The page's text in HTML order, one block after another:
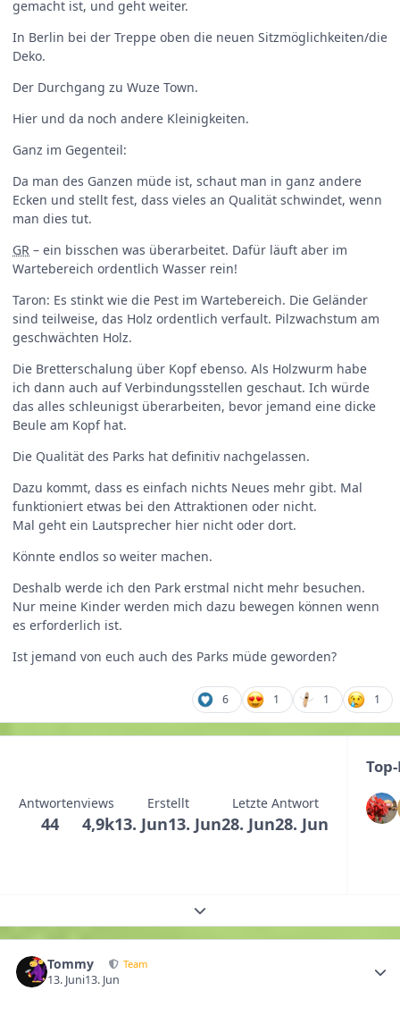
gemacht ist, und geht weiter.
In Berlin bei der Treppe oben die neuen Sitzmöglichkeiten/die
Deko.
Der Durchgang zu Wuze Town.
Hier und da noch andere Kleinigkeiten.
Ganz im Gegenteil:
Da man des Ganzen müde ist, schaut man in ganz andere
Ecken und stellt fest, dass vieles an Qualität schwindet, wenn
man dies tut.
GR – ein bisschen was überarbeitet. Dafür läuft aber im
Wartebereich ordentlich Wasser rein!
Taron: Es stinkt wie die Pest im Wartebereich. Die Geländer
sind teilweise, das Holz ordentlich verfault. Pilzwachstum am
geschwächten Holz.
Die Bretterschalung über Kopf ebenso. Als Holzwurm habe
ich dann auch auf Verbindungsstellen geschaut. Ich würde
das alles schleunigst überarbeiten, bevor jemand eine dicke
Beule am Kopf hat.
Die Qualität des Parks hat definitiv nachgelassen.
Dazu kommt, dass es einfach nichts Neues mehr gibt. Mal
funktioniert etwas bei den Attraktionen oder nicht.
Mal geht ein Lautsprecher hier nicht oder dort.
Könnte endlos so weiter machen.
Deshalb werde ich den Park erstmal nicht mehr besuchen.
Nur meine Kinder werden mich dazu bewegen können wenn
es erforderlich ist.
Ist jemand von euch auch des Parks müde geworden?
6 1 1 1
Antworten
44
views
4,9k
Erstellt
13. Jun13. Jun
Letzte Antwort
28. Jun28. Jun
Themenübersicht erweitern
Tommy Team
13. Juni13. Jun